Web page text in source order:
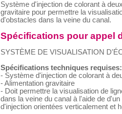
Système d'injection de colorant à
gravitaire pour permettre la
d'obstacles dans la veine du canal.
Spécifications pour appel
SYSTÈME DE VISUALISATION
Spécifications techniques requises:
- Système d'injection de colorant à
- Alimentation gravitaire
- Doit permettre la visualisation de
dans la veine du canal à l'aide de
d'injection orientées verticalement et